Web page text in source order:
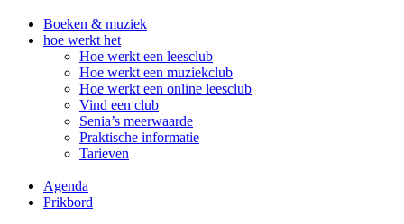
Boeken & muziek
hoe werkt het
Hoe werkt een leesclub
Hoe werkt een muziekclub
Hoe werkt een online leesclub
Vind een club
Senia’s meerwaarde
Praktische informatie
Tarieven
Agenda
Prikbord